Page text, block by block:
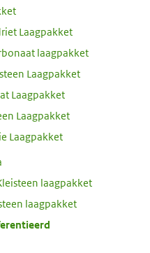
Laagpakket
laagpakket
Laagpakket
Laagpakket
Laagpakket
Laagpakket
laagpakket
laagpakket